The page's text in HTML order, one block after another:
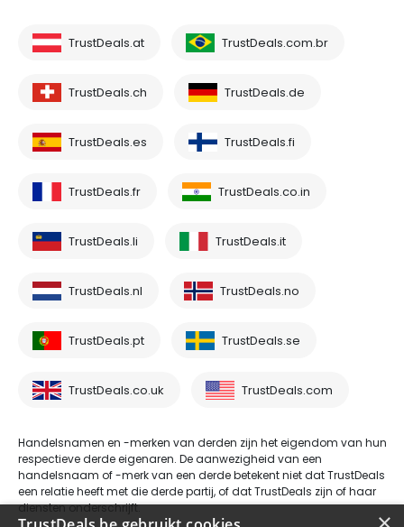
TrustDeals.at TrustDeals.com.br
TrustDeals.ch TrustDeals.de
TrustDeals.es TrustDeals.fi
TrustDeals.fr TrustDeals.co.in
TrustDeals.li TrustDeals.it
TrustDeals.nl TrustDeals.no
TrustDeals.pt TrustDeals.se
TrustDeals.co.uk TrustDeals.com
Handelsnamen en -merken van derden zijn het eigendom van hun
respectieve derde eigenaren. De aanwezigheid van een
handelsnaam of -merk van een derde betekent niet dat TrustDeals
een relatie heeft met die derde partij, of dat TrustDeals zijn of haar
diensten onderschrijft.